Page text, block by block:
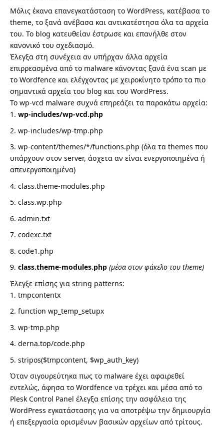
Μόλις έκανα επανεγκατάσταση το WordPress, κατέβασα το
theme, το ξανά ανέβασα και αντικατέστησα όλα τα αρχεία
του. Το blog κατευθείαν έστρωσε και επανήλθε στον
κανονικό του σχεδιασμό.
Έλεγξα στη συνέχεια αν υπήρχαν άλλα αρχεία
επιρρεασμένα από το malware κάνοντας ξανά ένα scan με
το Wordfence και ελέγχοντας με χειροκίνητο τρόπο τα πιο
σημαντικά αρχεία του blog και του WordPress.
Το wp-vcd malware συχνά επηρεάζει τα παρακάτω αρχεία:
wp-includes/wp-vcd.php
wp-includes/wp-tmp.php
wp-content/themes/*/functions.php (όλα τα themes που
υπάρχουν στον server, άσχετα αν είναι ενεργοποιημένα ή
απενεργοποιημένα)
class.theme-modules.php
class.wp.php
admin.txt
codexc.txt
code1.php
class.theme-modules.php (μέσα στον φάκελο του theme)
Έλεγξε επίσης για string patterns:
tmpcontentx
function wp_temp_setupx
wp-tmp.php
derna.top/code.php
stripos($tmpcontent, $wp_auth_key)
Όταν σιγουρεύτηκα πως το malware έχει αφαιρεθεί
εντελώς, άφησα το Wordfence να τρέχει και μέσα από το
Plesk Control Panel έλεγξα επίσης την ασφάλεια της
WordPress εγκατάστασης για να αποτρέψω την δημιουργία
ή επεξεργασία ορισμένων βασικών αρχείων από τρίτους.